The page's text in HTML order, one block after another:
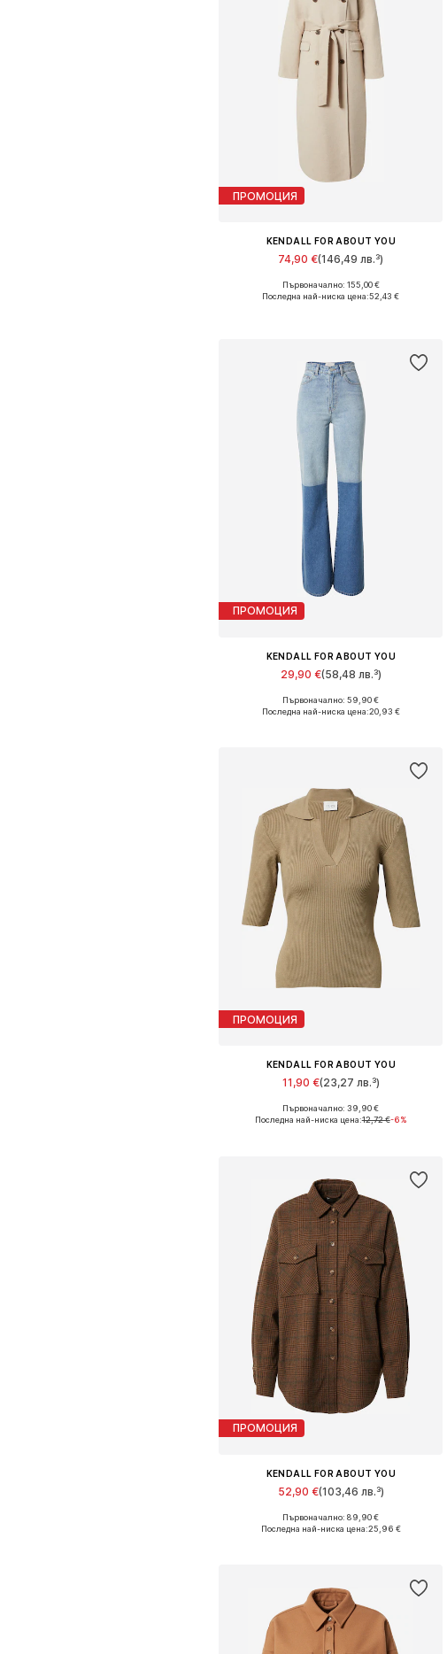
ПРОМОЦИЯ
KENDALL FOR ABOUT YOU
74,90 €(146,49 лв.³)
Налични размери: L, XL, XXL
Първоначално: 155,00 €
Последна най-ниска цена:52,43 €
ПРОМОЦИЯ
KENDALL FOR ABOUT YOU
29,90 €(58,48 лв.³)
Налични размери: 32-33
Първоначално: 59,90 €
Последна най-ниска цена:20,93 €
ПРОМОЦИЯ
KENDALL FOR ABOUT YOU
11,90 €(23,27 лв.³)
Налични размери: XS, S, M, L, XL, XXL
Първоначално: 39,90 €
Последна най-ниска цена:12,72 €-6%
ПРОМОЦИЯ
KENDALL FOR ABOUT YOU
52,90 €(103,46 лв.³)
Налични размери: M, L, XL
Първоначално: 89,90 €
Последна най-ниска цена:25,96 €